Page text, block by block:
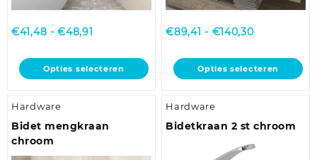
€41,48 - €48,91
tot
€48,91
Opties selecteren
Dit
product
meerdere
variaties.
Deze
optie
€89,41 - €140,30Prijsklasse:
tot
€140,30
Opties selecteren
Dit
product
meerdere
variaties.
Hardware
Bidet mengkraan
chroom
Hardware
Bidetkraan 2 st chroom